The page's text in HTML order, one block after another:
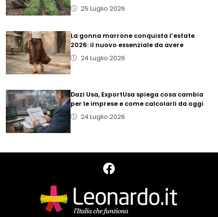
25 Luglio 2026
La gonna marrone conquista l’estate
2026: il nuovo essenziale da avere
24 Luglio 2026
Dazi Usa, ExportUsa spiega cosa cambia
per le imprese e come calcolarli da oggi
24 Luglio 2026